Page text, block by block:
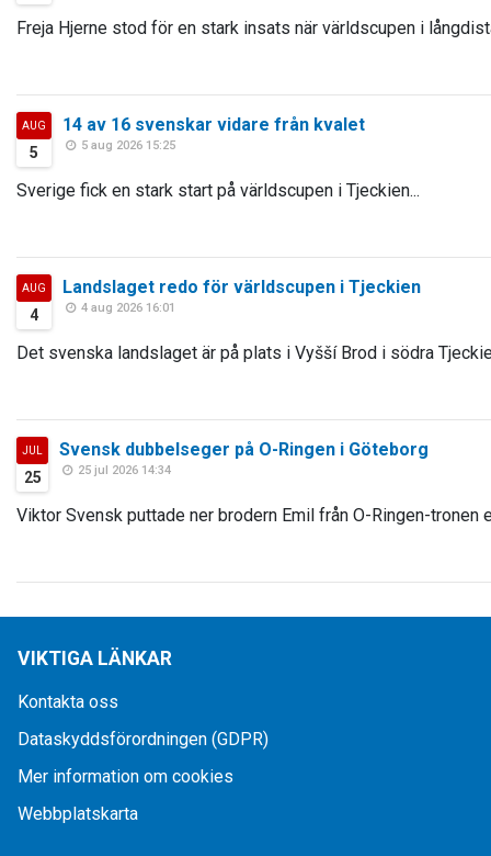
Freja Hjerne stod för en stark insats när världscupen i
AUG
5
14 av 16 svenskar vidare från kvalet
5 aug 2026 15:25
Sverige fick en stark start på världscupen i Tjeckien...
AUG
4
Landslaget redo för världscupen i Tjeckien
4 aug 2026 16:01
Det svenska landslaget är på plats i Vyšší Brod i södra
JUL
25
Svensk dubbelseger på O-Ringen i Göteborg
25 jul 2026 14:34
Viktor Svensk puttade ner brodern Emil från O-Ringen-tronen
VIKTIGA LÄNKAR
Kontakta oss
Dataskyddsförordningen (GDPR)
Mer information om cookies
Webbplatskarta